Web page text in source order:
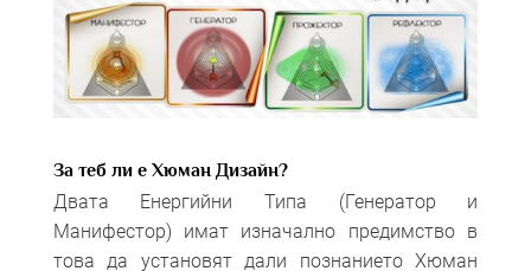
За теб ли е Хюман Дизайн?
Двата Енергийни Типа (Генератор и
Манифестор) имат изначално предимство в
това да установят дали познанието Хюман